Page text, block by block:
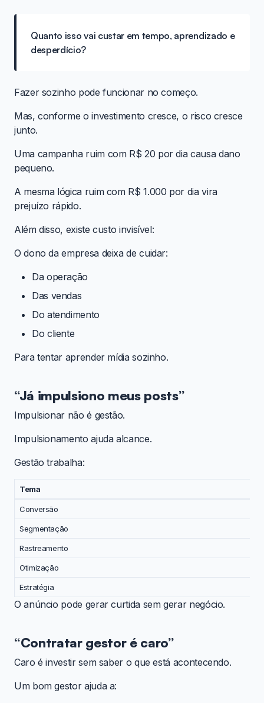
Quanto isso vai custar em tempo, aprendizado e
desperdício?
Fazer sozinho pode funcionar no começo.
Mas, conforme o investimento cresce, o risco cresce
junto.
Uma campanha ruim com R$ 20 por dia causa dano
pequeno.
A mesma lógica ruim com R$ 1.000 por dia vira
prejuízo rápido.
Além disso, existe custo invisível:
O dono da empresa deixa de cuidar:
Da operação
Das vendas
Do atendimento
Do cliente
Para tentar aprender mídia sozinho.
“Já impulsiono meus posts”
Impulsionar não é gestão.
Impulsionamento ajuda alcance.
Gestão trabalha:
Tema
Conversão
Segmentação
Rastreamento
Otimização
Estratégia
O anúncio pode gerar curtida sem gerar negócio.
“Contratar gestor é caro”
Caro é investir sem saber o que está acontecendo.
Um bom gestor ajuda a: